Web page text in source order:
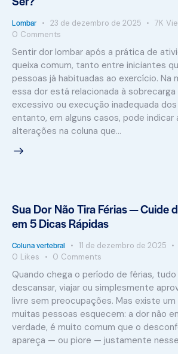
Lombar 23 de dezembro de 2025 7K
0 Comments
Sentir dor lombar após a prática de
queixa comum, tanto entre iniciantes
pessoas já habituadas ao exercício. Na
essa dor está relacionada à
excessivo ou execução inadequada
entanto, em alguns casos, pode indicar
alterações na coluna que…
Sua Dor Não Tira Férias — Cuide
em 5 Dicas Rápidas
Coluna vertebral 11 de dezembro de 2025
0 Likes 0 Comments
Quando chega o período de férias,
descansar, viajar ou simplesmente
livre sem preocupações. Mas existe
muitas pessoas esquecem: a dor não
verdade, é muito comum que o
apareça — ou piore — justamente